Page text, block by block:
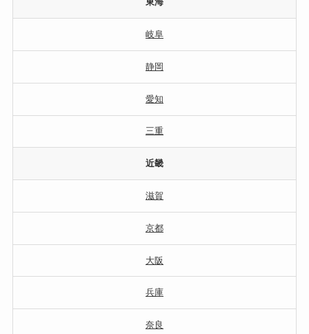
岐阜
静岡
愛知
三重
近畿
滋賀
京都
大阪
兵庫
奈良